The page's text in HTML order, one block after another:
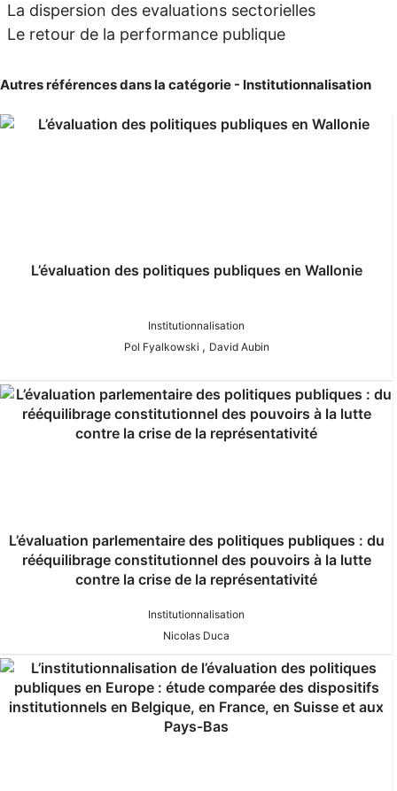
La dispersion des evaluations sectorielles
Le retour de la performance publique
Autres références dans la catégorie - Institutionnalisation
L’évaluation des politiques publiques en Wallonie
Institutionnalisation
Pol Fyalkowski , David Aubin
L’évaluation parlementaire des politiques publiques : du
rééquilibrage constitutionnel des pouvoirs à la lutte
contre la crise de la représentativité
Institutionnalisation
Nicolas Duca